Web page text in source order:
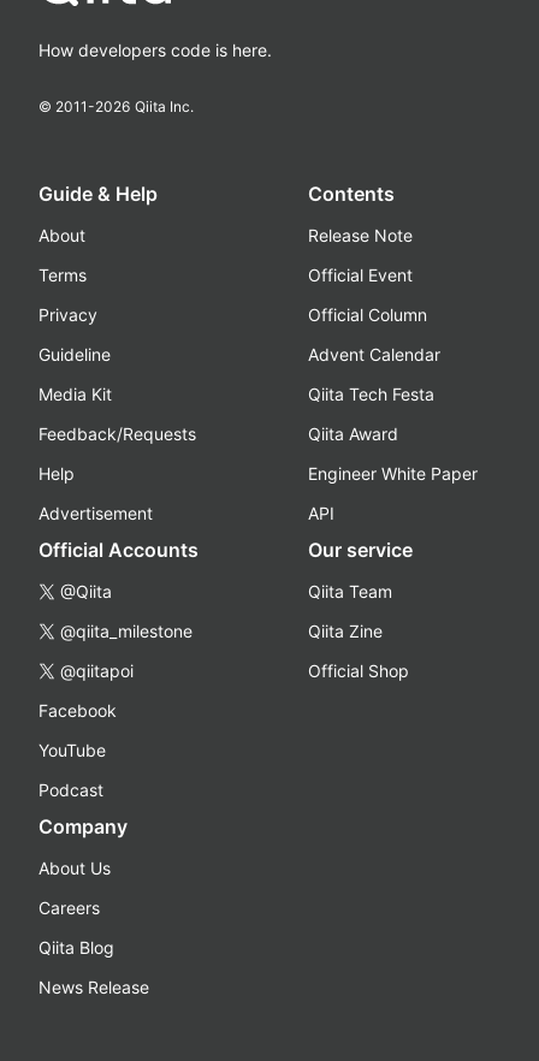
How developers code is here.
© 2011-2026 Qiita Inc.
Guide & Help
About
Terms
Privacy
Guideline
Media Kit
Feedback/Requests
Help
Advertisement
Contents
Release Note
Official Event
Official Column
Advent Calendar
Qiita Tech Festa
Qiita Award
Engineer White Paper
API
Official Accounts
@Qiita
@qiita_milestone
@qiitapoi
Facebook
YouTube
Podcast
Our service
Qiita Team
Qiita Zine
Official Shop
Company
About Us
Careers
Qiita Blog
News Release